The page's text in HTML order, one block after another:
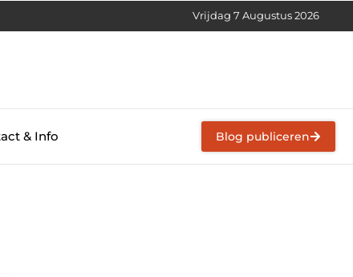
Vrijdag 7 Augustus 2026
& Info Blog publiceren